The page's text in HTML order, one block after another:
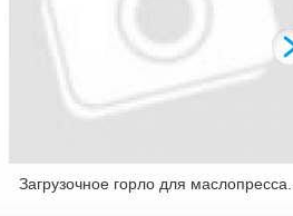
Загрузочное горло для маслопресса...